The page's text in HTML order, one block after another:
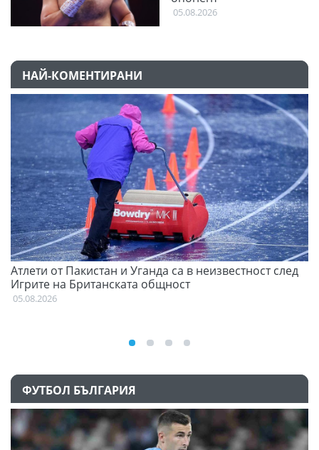
05.08.2026
НАЙ-КОМЕНТИРАНИ
Атлети от Пакистан и Уганда са в неизвестност след
Игрите на Британската общност
05.08.2026
ФУТБОЛ БЪЛГАРИЯ